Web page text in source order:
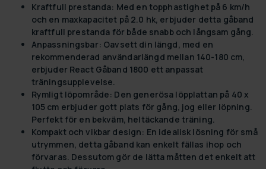
Kraftfull prestanda: Med en topphastighet på 6 km/h
och en maxkapacitet på 2.0 hk, erbjuder detta gåband
kraftfull prestanda för både snabb och långsam gång.
Anpassningsbar: Oavsett din längd, med en
rekommenderad användarlängd mellan 140-180 cm,
erbjuder React Gåband 1800 ett anpassat
träningsupplevelse.
Rymligt löpområde: Den generösa löpplattan på 40 x
105 cm erbjuder gott plats för gång, jog eller löpning.
Perfekt för en bekväm, heltäckande träning.
Kompakt och vikbar design: En idealisk lösning för små
utrymmen, detta gåband kan enkelt fällas ihop och
förvaras. Dessutom gör de lätta måtten det enkelt att